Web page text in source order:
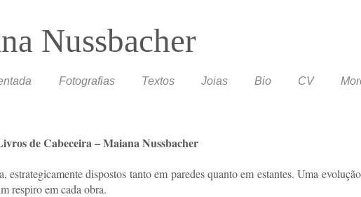
Nussbacher
Fotografias Textos Joias Bio CV
de Cabeceira – Maiana Nussbacher
dispostos tanto em paredes quanto em estantes. Uma
respiro em cada obra.